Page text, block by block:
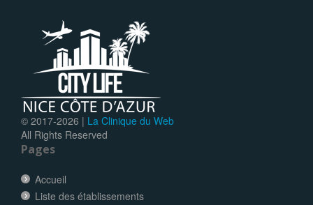
© 2017-2026 | La Clinique du Web
All Rights Reserved
Pages
Accueil
Liste des établissements